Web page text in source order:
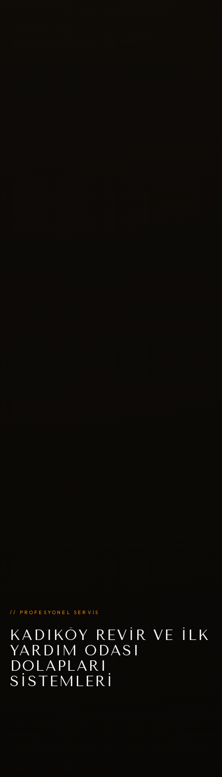
// PROFESYONEL SERVİS
KADIKÖY REVIR VE İLK
YARDIM ODASI
DOLAPLARI
SISTEMLERI